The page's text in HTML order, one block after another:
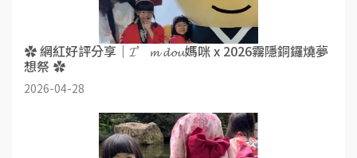
✿ 網紅好評分享｜𝓘’𝓶 𝓭𝓸𝓾媽咪 x 2026霧隱銅鑼燒夢
想祭 ✿
2026-04-28